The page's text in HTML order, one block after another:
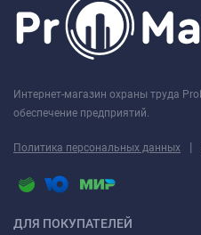
Интернет-магазин охраны труда
обеспечение предприятий.
Политика персональных данных |
ДЛЯ ПОКУПАТЕЛЕЙ